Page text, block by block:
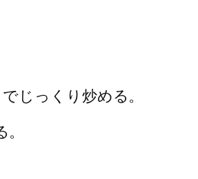
じっくり炒める。